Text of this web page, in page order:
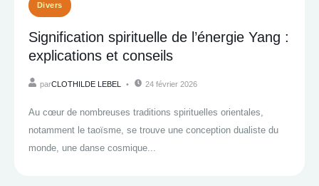
Divers
Signification spirituelle de l’énergie Yang :
explications et conseils
parCLOTHILDE LEBEL 24 février 2026
Au cœur de nombreuses traditions spirituelles orientales,
notamment le taoïsme, se trouve une conception dualiste du
monde, une danse cosmique...